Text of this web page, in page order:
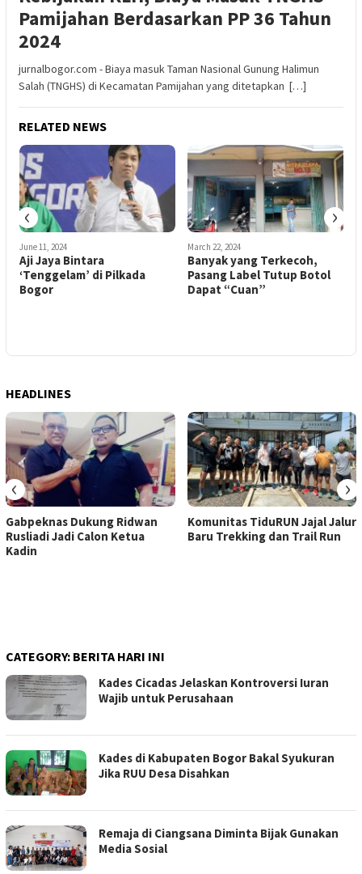
Pamijahan Berdasarkan PP 36 Tahun
2024
jurnalbogor.com - Biaya masuk Taman Nasional Gunung Halimun
Salah (TNGHS) di Kecamatan Pamijahan yang ditetapkan […]
RELATED NEWS
June 11, 2024
Aji Jaya Bintara
‘Tenggelam’ di Pilkada
Bogor
March 22, 2024
Banyak yang Terkecoh,
Pasang Label Tutup Botol
Dapat “Cuan”
‹ ›
HEADLINES
Gabpeknas Dukung Ridwan
Rusliadi Jadi Calon Ketua
Kadin
Komunitas TiduRUN Jajal Jalur
Baru Trekking dan Trail Run
‹ ›
CATEGORY: BERITA HARI INI
Kades Cicadas Jelaskan Kontroversi Iuran
Wajib untuk Perusahaan
Kades di Kabupaten Bogor Bakal Syukuran
Jika RUU Desa Disahkan
Remaja di Ciangsana Diminta Bijak Gunakan
Media Sosial